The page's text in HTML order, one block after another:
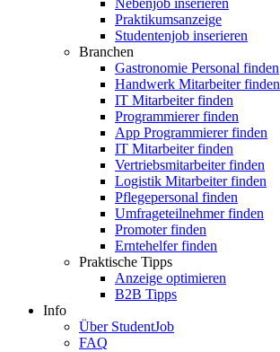
Nebenjob inserieren
Praktikumsanzeige
Studentenjob inserieren
Branchen
Gastronomie Personal finden
Handwerk Mitarbeiter finden
IT Mitarbeiter finden
Programmierer finden
App Programmierer finden
IT Mitarbeiter finden
Vertriebsmitarbeiter finden
Logistik Mitarbeiter finden
Pflegepersonal finden
Umfrageteilnehmer finden
Promoter finden
Erntehelfer finden
Praktische Tipps
Anzeige optimieren
B2B Tipps
Info
Über StudentJob
FAQ